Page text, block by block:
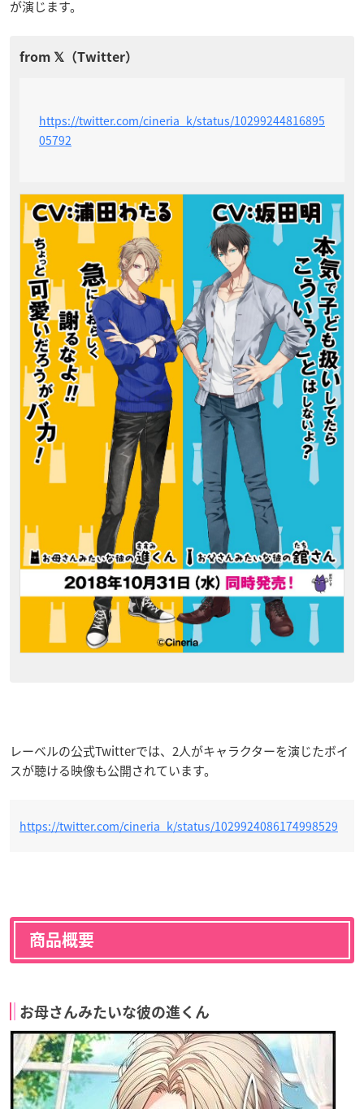
が演じます。
https://twitter.com/cineria_k/status/10299244816895
05792
レーベルの公式Twitterでは、2人がキャラクターを演じたボイ
スが聴ける映像も公開されています。
https://twitter.com/cineria_k/status/1029924086174998529
商品概要
お母さんみたいな彼の進くん